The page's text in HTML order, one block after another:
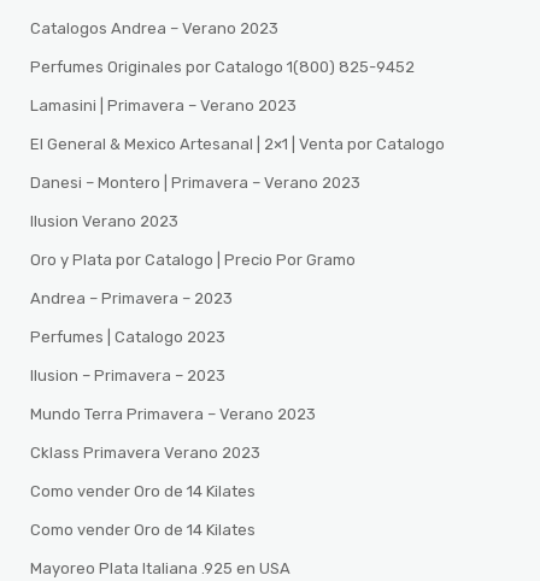
Catalogos Andrea – Verano 2023
Perfumes Originales por Catalogo 1(800) 825-9452
Lamasini | Primavera – Verano 2023
El General & Mexico Artesanal | 2×1 | Venta por Catalogo
Danesi – Montero | Primavera – Verano 2023
Ilusion Verano 2023
Oro y Plata por Catalogo | Precio Por Gramo
Andrea – Primavera – 2023
Perfumes | Catalogo 2023
Ilusion – Primavera – 2023
Mundo Terra Primavera – Verano 2023
Cklass Primavera Verano 2023
Como vender Oro de 14 Kilates
Como vender Oro de 14 Kilates
Mayoreo Plata Italiana .925 en USA